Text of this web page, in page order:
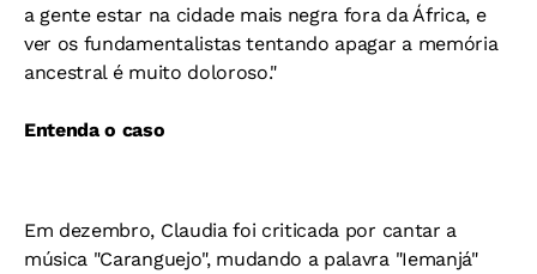
a gente estar na cidade mais negra fora da África, e
ver os fundamentalistas tentando apagar a memória
ancestral é muito doloroso."
Entenda o caso
Em dezembro, Claudia foi criticada por cantar a
música "Caranguejo", mudando a palavra "Iemanjá"